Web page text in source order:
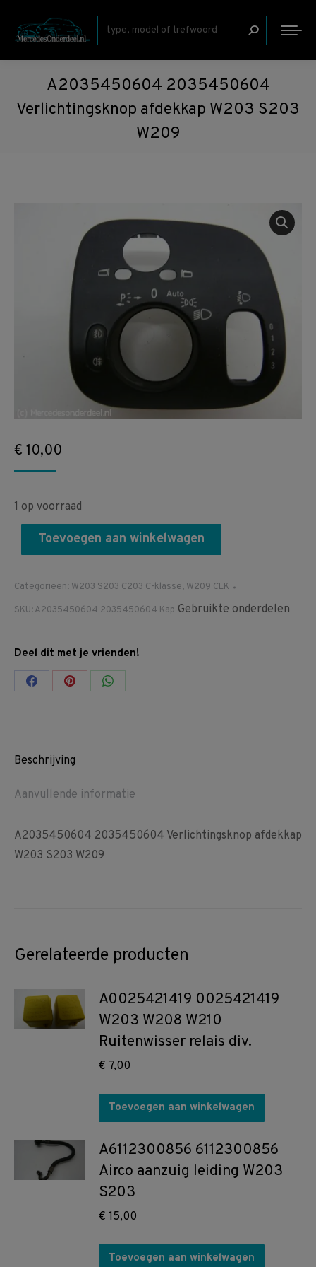
Zoeken:
A2035450604 2035450604
Verlichtingsknop afdekkap W203 S203
W209
€ 10,00
1 op voorraad
Toevoegen aan winkelwagen
Categorieën: W203 S203 C203 C-klasse, W209 CLK
SKU:A2035450604 2035450604 Kap Gebruikte onderdelen
Deel dit met je vrienden!
Share Share Share
Beschrijving
Aanvullende informatie
A2035450604 2035450604 Verlichtingsknop afdekkap
W203 S203 W209
Gerelateerde producten
A0025421419 0025421419
W203 W208 W210
Ruitenwisser relais div.
€ 7,00
Toevoegen aan winkelwagen
A6112300856 6112300856
Airco aanzuig leiding W203
S203
€ 15,00
Toevoegen aan winkelwagen